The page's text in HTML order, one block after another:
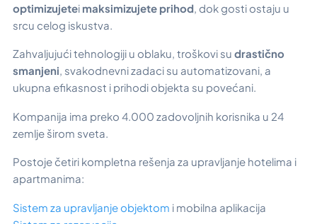
optimizujetei maksimizujete prihod, dok gosti ostaju u
srcu celog iskustva.
Zahvaljujući tehnologiji u oblaku, troškovi su drastično
smanjeni, svakodnevni zadaci su automatizovani, a
ukupna efikasnost i prihodi objekta su povećani.
Kompanija ima preko 4.000 zadovoljnih korisnika u 24
zemlje širom sveta.
Postoje četiri kompletna rešenja za upravljanje hotelima i
apartmanima:
Sistem za upravljanje objektom i mobilna aplikacija